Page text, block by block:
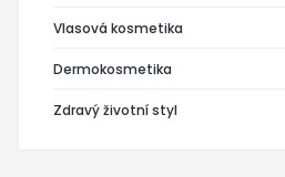
Vlasová kosmetika
Dermokosmetika
Zdravý životní styl